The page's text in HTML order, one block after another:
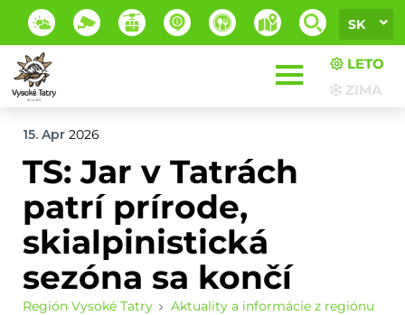
SK
LETO
ZIMA
15. Apr2026
TS: Jar v Tatrách
patrí prírode,
skialpinistická
sezóna sa končí
Región Vysoké Tatry
Aktuality a informácie z regiónu